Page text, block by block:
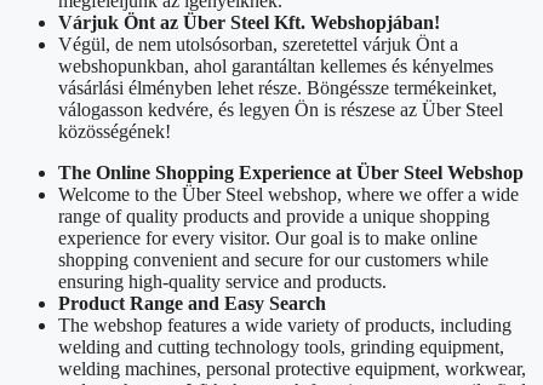
Várjuk Önt az Über Steel Kft. Webshopjában!
Végül, de nem utolsósorban, szeretettel várjuk Önt a
webshopunkban, ahol garantáltan kellemes és kényelmes
vásárlási élményben lehet része. Böngéssze termékeinket,
válogasson kedvére, és legyen Ön is részese az Über Steel
közösségének!
The Online Shopping Experience at Über Steel Webshop
Welcome to the Über Steel webshop, where we offer a wide
range of quality products and provide a unique shopping
experience for every visitor. Our goal is to make online
shopping convenient and secure for our customers while
ensuring high-quality service and products.
Product Range and Easy Search
The webshop features a wide variety of products, including
welding and cutting technology tools, grinding equipment,
welding machines, personal protective equipment, workwear,